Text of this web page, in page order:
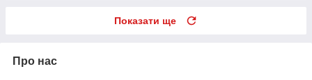
Показати ще
Про нас